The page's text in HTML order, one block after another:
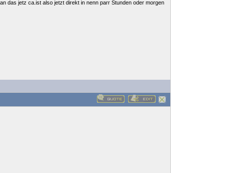
das jetz ca.ist also jetzt direkt in nenn parr Stunden oder morgen